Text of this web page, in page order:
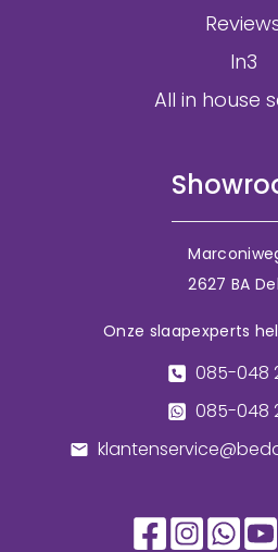
In3
All in house
2627 BA
Onze slaapexperts
085-048
085-048